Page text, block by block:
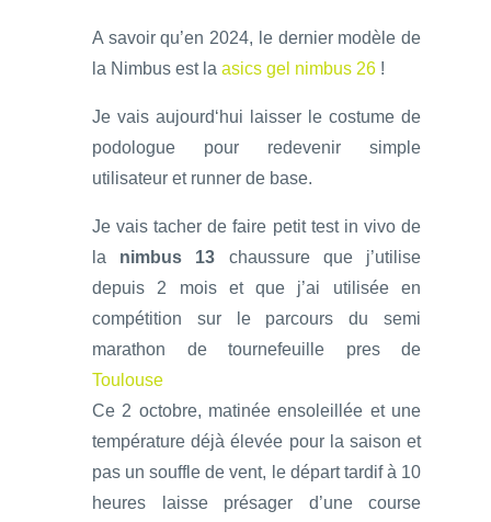
A savoir qu’en 2024, le dernier modèle de
la Nimbus est la asics gel nimbus 26 !
Je vais aujourd‘hui laisser le costume de
podologue pour redevenir simple
utilisateur et runner de base.
Je vais tacher de faire petit test in vivo de
la nimbus 13 chaussure que j’utilise
depuis 2 mois et que j’ai utilisée en
compétition sur le parcours du semi
marathon de tournefeuille pres de
Toulouse
Ce 2 octobre, matinée ensoleillée et une
température déjà élevée pour la saison et
pas un souffle de vent, le départ tardif à 10
heures laisse présager d’une course